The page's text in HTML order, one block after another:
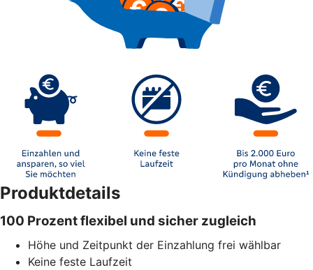
Produktdetails
100 Prozent flexibel und sicher zugleich
Höhe und Zeitpunkt der Einzahlung frei wählbar
Keine feste Laufzeit